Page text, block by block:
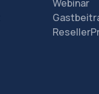
Webinar